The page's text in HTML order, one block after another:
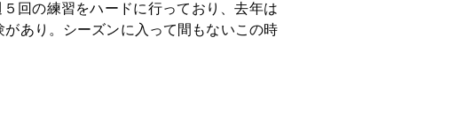
の練習をハードに行っており、去年は
あり。シーズンに入って間もないこの時